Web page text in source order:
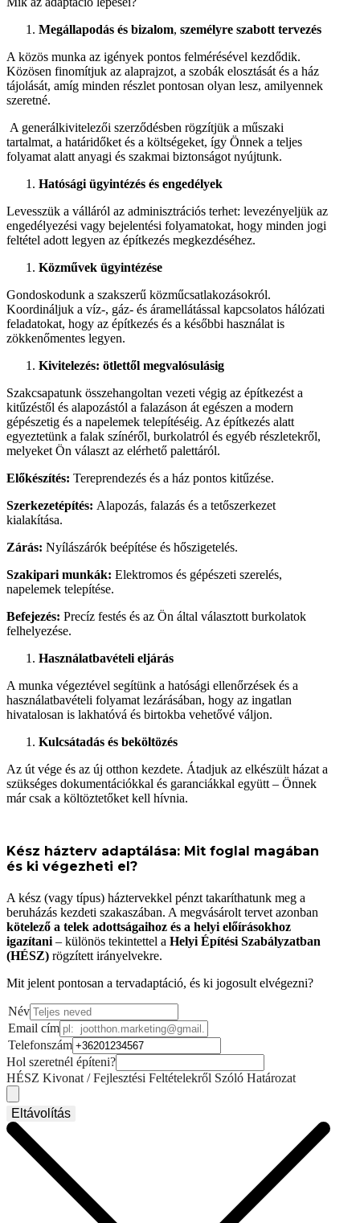
Megállapodás és bizalom, személyre szabott tervezés
A közös munka az igények pontos felmérésével kezdődik.
Közösen finomítjuk az alaprajzot, a szobák elosztását és a ház
tájolását, amíg minden részlet pontosan olyan lesz, amilyennek
szeretné.
A generálkivitelezői szerződésben rögzítjük a műszaki
tartalmat, a határidőket és a költségeket, így Önnek a teljes
folyamat alatt anyagi és szakmai biztonságot nyújtunk.
Hatósági ügyintézés és engedélyek
Levesszük a válláról az adminisztrációs terhet: levezényeljük az
engedélyezési vagy bejelentési folyamatokat, hogy minden jogi
feltétel adott legyen az építkezés megkezdéséhez.
Közművek ügyintézése
Gondoskodunk a szakszerű közműcsatlakozásokról.
Koordináljuk a víz-, gáz- és áramellátással kapcsolatos hálózati
feladatokat, hogy az építkezés és a későbbi használat is
zökkenőmentes legyen.
Kivitelezés: ötlettől megvalósulásig
Szakcsapatunk összehangoltan vezeti végig az építkezést a
kitűzéstől és alapozástól a falazáson át egészen a modern
gépészetig és a napelemek telepítéséig. Az építkezés alatt
egyeztetünk a falak színéről, burkolatról és egyéb részletekről,
melyeket Ön választ az elérhető palettáról.
Előkészítés: Tereprendezés és a ház pontos kitűzése.
Szerkezetépítés: Alapozás, falazás és a tetőszerkezet
kialakítása.
Zárás: Nyílászárók beépítése és hőszigetelés.
Szakipari munkák: Elektromos és gépészeti szerelés,
napelemek telepítése.
Befejezés: Precíz festés és az Ön által választott burkolatok
felhelyezése.
Használatbavételi eljárás
A munka végeztével segítünk a hatósági ellenőrzések és a
használatbavételi folyamat lezárásában, hogy az ingatlan
hivatalosan is lakhatóvá és birtokba vehetővé váljon.
Kulcsátadás és beköltözés
Az út vége és az új otthon kezdete. Átadjuk az elkészült házat a
szükséges dokumentációkkal és garanciákkal együtt – Önnek
már csak a költöztetőket kell hívnia.
Kész házterv adaptálása: Mit foglal magában
és ki végezheti el?
A kész (vagy típus) háztervekkel pénzt takaríthatunk meg a
beruházás kezdeti szakaszában. A megvásárolt tervet azonban
kötelező a telek adottságaihoz és a helyi előírásokhoz
igazítani – különös tekintettel a Helyi Építési Szabályzatban
(HÉSZ) rögzített irányelvekre.
Mit jelent pontosan a tervadaptáció, és ki jogosult elvégezni?
Név
Email cím
Telefonszám
Hol szeretnél építeni?
HÉSZ Kivonat / Fejlesztési Feltételekről Szóló Határozat
Eltávolítás